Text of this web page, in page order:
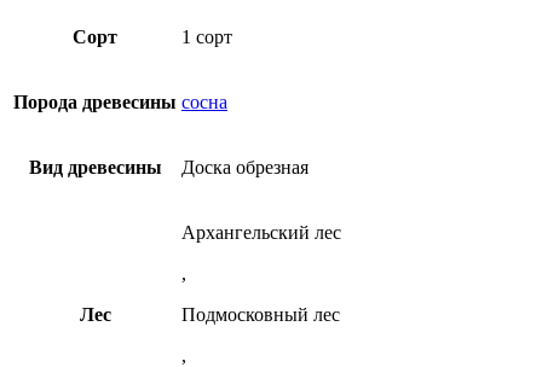
из
сосны
Опции
на
Сорт 1 сорт
Порода древесины сосна
Вид древесины Доска обрезная
Лес
Архангельский лес
,
Подмосковный лес
,